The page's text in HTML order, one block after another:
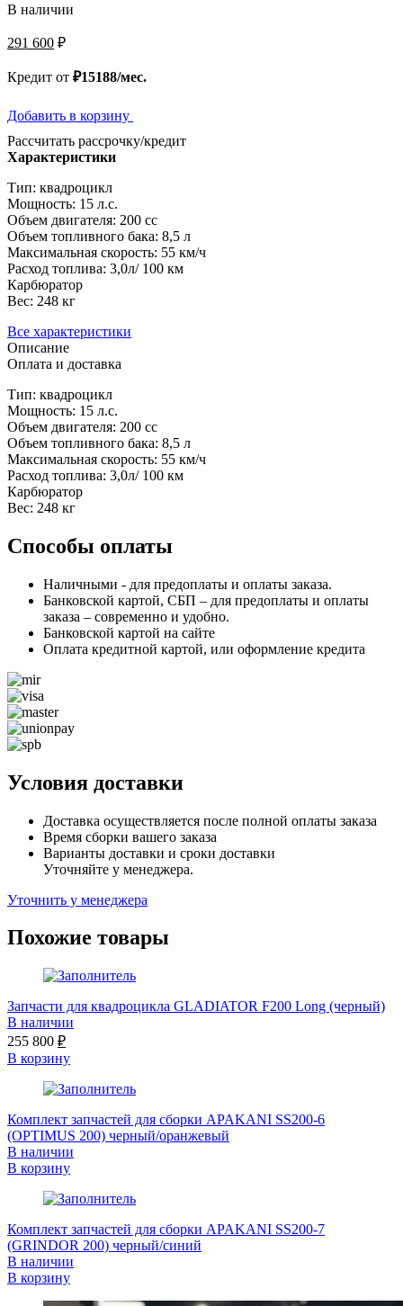
В наличии
291 600 ₽
Кредит от ₽15188/мес.
Добавить в корзину
Рассчитать рассрочку/кредит
Характеристики
Тип: квадроцикл
Мощность: 15 л.с.
Объем двигателя: 200 сс
Объем топливного бака: 8,5 л
Максимальная скорость: 55 км/ч
Расход топлива: 3,0л/ 100 км
Карбюратор
Вес: 248 кг
Все характеристики
Описание
Оплата и доставка
Тип: квадроцикл
Мощность: 15 л.с.
Объем двигателя: 200 сс
Объем топливного бака: 8,5 л
Максимальная скорость: 55 км/ч
Расход топлива: 3,0л/ 100 км
Карбюратор
Вес: 248 кг
Способы оплаты
Наличными - для предоплаты и оплаты заказа.
Банковской картой, СБП – для предоплаты и оплаты
заказа – современно и удобно.
Банковской картой на сайте
Оплата кредитной картой, или оформление кредита
Условия доставки
Доставка осуществляется после полной оплаты заказа
Время сборки вашего заказа
Варианты доставки и сроки доставки
Уточняйте у менеджера.
Уточнить у менеджера
Похожие товары
Запчасти для квадроцикла GLADIATOR F200 Long (черный)
В наличии
255 800 ₽
В корзину
Комплект запчастей для сборки APAKANI SS200-6
(OPTIMUS 200) черный/оранжевый
В наличии
В корзину
Комплект запчастей для сборки APAKANI SS200-7
(GRINDOR 200) черный/синий
В наличии
В корзину